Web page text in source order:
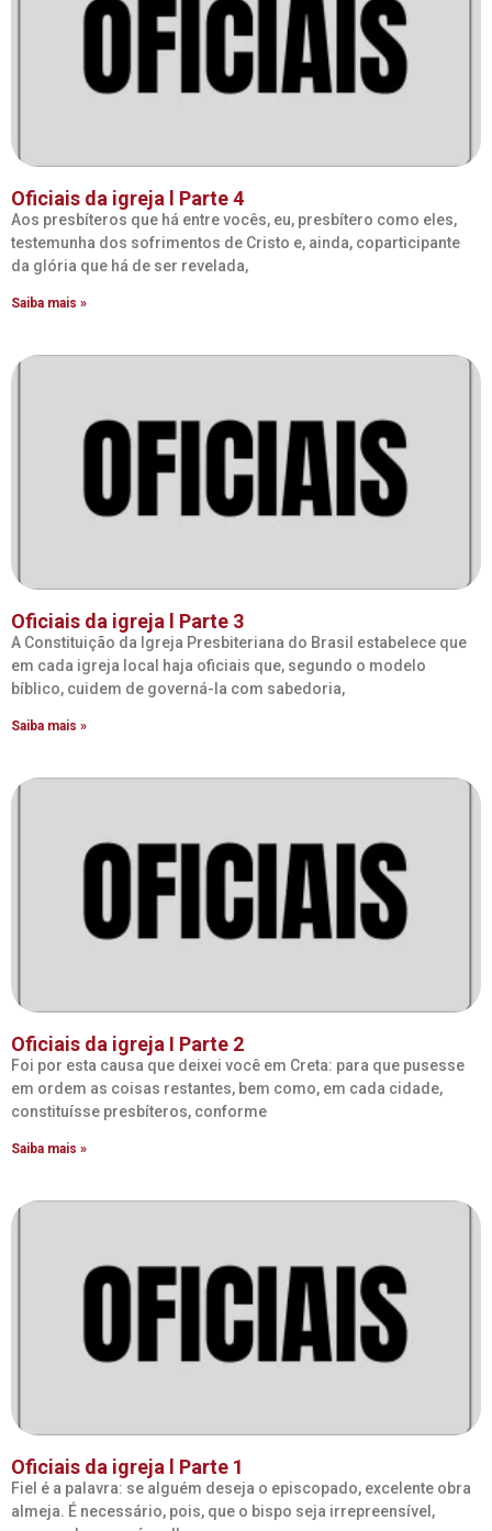
Oficiais da igreja l Parte 4
Aos presbíteros que há entre vocês, eu, presbítero como eles,
testemunha dos sofrimentos de Cristo e, ainda, coparticipante
da glória que há de ser revelada,
Saiba mais »
Oficiais da igreja l Parte 3
A Constituição da Igreja Presbiteriana do Brasil estabelece que
em cada igreja local haja oficiais que, segundo o modelo
bíblico, cuidem de governá-la com sabedoria,
Saiba mais »
Oficiais da igreja I Parte 2
Foi por esta causa que deixei você em Creta: para que pusesse
em ordem as coisas restantes, bem como, em cada cidade,
constituísse presbíteros, conforme
Saiba mais »
Oficiais da igreja l Parte 1
Fiel é a palavra: se alguém deseja o episcopado, excelente obra
almeja. É necessário, pois, que o bispo seja irrepreensível,